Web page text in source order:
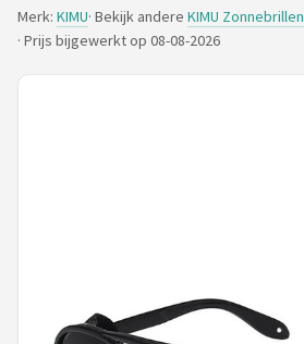
Baby zonnebrillen
Shop
Sinner
Merk: KIMU· Bekijk andere KIMU Zonnebrillen
· Prijs bijgewerkt op 08-08-2026